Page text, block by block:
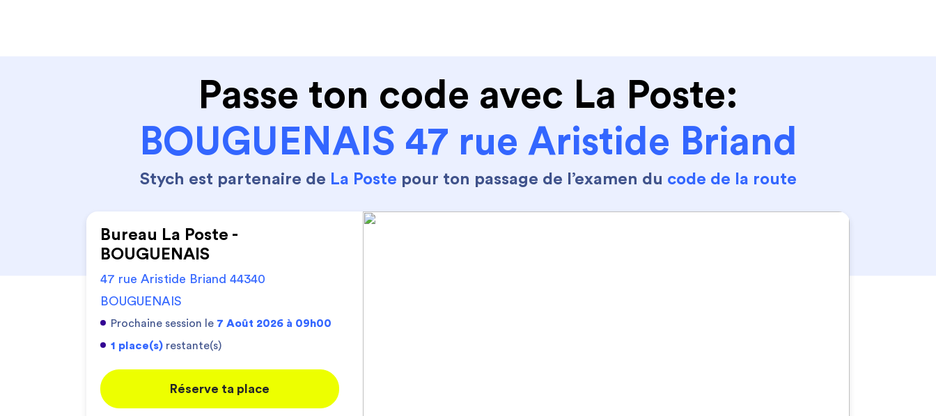
Passe ton code avec La Poste:
BOUGUENAIS 47 rue Aristide Briand
Stych est partenaire de La Poste pour ton passage de l’examen du code de la route
Bureau La Poste -
BOUGUENAIS
47 rue Aristide Briand 44340
BOUGUENAIS
Prochaine session le 7 Août 2026 à 09h00
1 place(s) restante(s)
Réserve ta place